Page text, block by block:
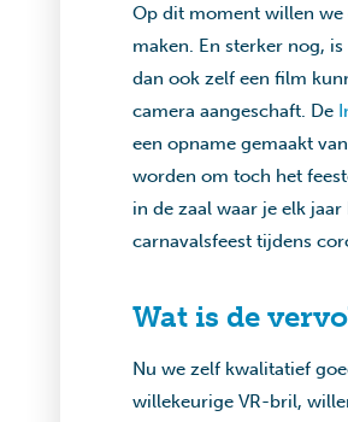
Op dit moment willen we
maken. En sterker nog,
dan ook zelf een film
camera aangeschaft. De
een opname gemaakt
worden om toch het
in de zaal waar je elk
carnavalsfeest tijdens
Wat is de
Nu we zelf kwalitatief
willekeurige VR-bril,